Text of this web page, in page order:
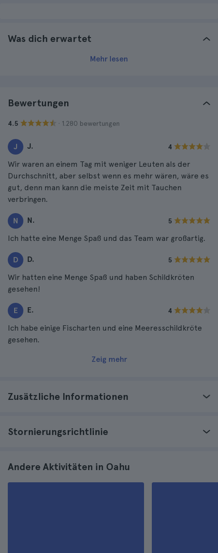
Was dich erwartet
Mehr lesen
Bewertungen
4.5 · 1.280 bewertungen
J J. 4
Wir waren an einem Tag mit weniger Leuten als der
Durchschnitt, aber selbst wenn es mehr wären, wäre es
gut, denn man kann die meiste Zeit mit Tauchen
verbringen.
N N. 5
Ich hatte eine Menge Spaß und das Team war großartig.
D D. 5
Wir hatten eine Menge Spaß und haben Schildkröten
gesehen!
E E. 4
Ich habe einige Fischarten und eine Meeresschildkröte
gesehen.
Zeig mehr
Zusätzliche Informationen
Stornierungsrichtlinie
Andere Aktivitäten in Oahu